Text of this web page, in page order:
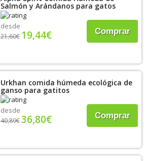
Salmón y Arándanos para gatos
desde
21,60€ 19,44€ Comprar
Urkhan comida húmeda ecológica de
ganso para gatitos
desde
40,89€36,80€ Comprar